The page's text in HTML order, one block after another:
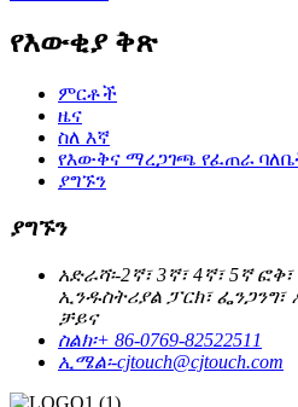
የእውቂያ ቅጽ
ምርቶች
ዜና
ስለ እኛ
የእውቅና ማረጋገጫ የፈጠራ
ያግኙን
ያግኙን
አድራሻ፡-2ኛ፣ 3ኛ፣ 4ኛ፣ 5ኛ
ኢንዱስትሪያል ፓርክ፣ ፌንጋንግ፣
ቻይና
ስልክ፡+ 86-0769-82522511
ኢሜል፡-cjtouch@cjtouch.com